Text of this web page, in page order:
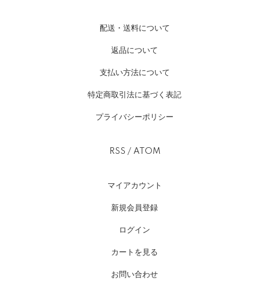
配送・送料について
返品について
支払い方法について
特定商取引法に基づく表記
プライバシーポリシー
RSS / ATOM
マイアカウント
新規会員登録
ログイン
カートを見る
お問い合わせ